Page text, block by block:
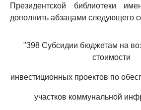
Президентской библиотеки
дополнить абзацами следующего
"398 Субсидии бюджетам на
стоимости
инвестиционных проектов по
участков коммунальной